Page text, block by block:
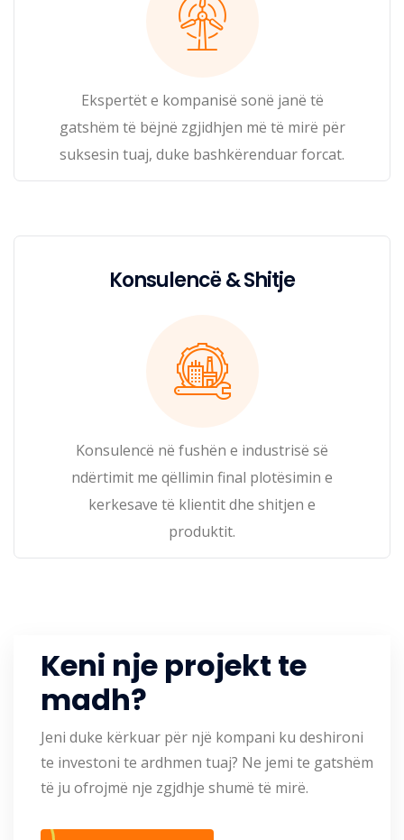
Ekspertët e kompanisë sonë janë të
gatshëm të bëjnë zgjidhjen më të mirë për
suksesin tuaj, duke bashkërenduar forcat.
Konsulencë & Shitje
Konsulencë në fushën e industrisë së
ndërtimit me qëllimin final plotësimin e
kerkesave të klientit dhe shitjen e
produktit.
Keni nje projekt te
madh?
Jeni duke kërkuar për një kompani ku deshironi
te investoni te ardhmen tuaj? Ne jemi te gatshëm
të ju ofrojmë nje zgjdhje shumë të mirë.